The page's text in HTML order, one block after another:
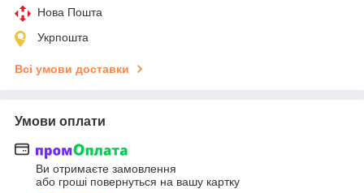
Нова Пошта
Укрпошта
Всі умови доставки
Умови оплати
Ви отримаєте замовлення
або гроші повернуться на вашу картку